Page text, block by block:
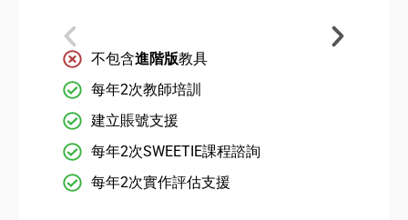
不包含進階版教具
每年2次教師培訓
建立賬號支援
每年2次SWEETIE課程諮詢
每年2次實作評估支援